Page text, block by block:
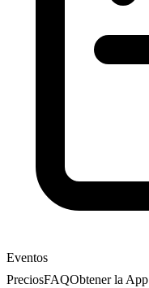
Eventos
PreciosFAQObtener la App